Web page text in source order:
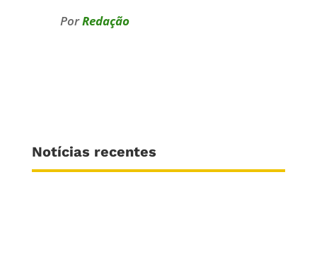
PorRedação
Notícias recentes